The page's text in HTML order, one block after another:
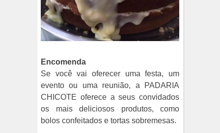
Encomenda
Se você vai oferecer uma festa, um
evento ou uma reunião, a PADARIA
CHICOTE oferece a seus convidados
os mais deliciosos produtos, como
bolos confeitados e tortas sobremesas.